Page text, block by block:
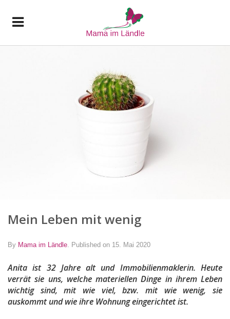
Mein Leben mit wenig
By Mama im Ländle. Published on 15. Mai 2020
Anita ist 32 Jahre alt und Immobilienmaklerin. Heute
verrät sie uns, welche materiellen Dinge in ihrem Leben
wichtig sind, mit wie viel, bzw. mit wie wenig, sie
auskommt und wie ihre Wohnung eingerichtet ist.